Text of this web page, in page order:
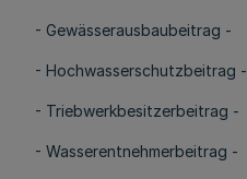
- Gewässerausbaubeitrag -
- Hochwasserschutzbeitrag -
- Triebwerkbesitzerbeitrag -
- Wasserentnehmerbeitrag -